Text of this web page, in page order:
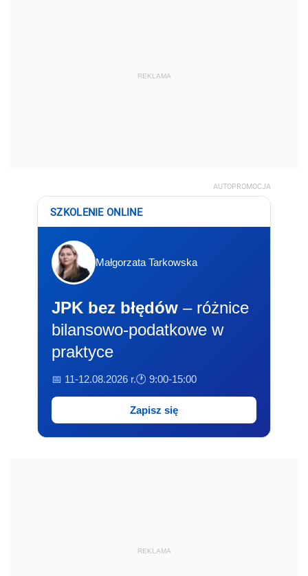
REKLAMA
AUTOPROMOCJA
SZKOLENIE ONLINE
Małgorzata Tarkowska
JPK bez błędów – różnice
bilansowo-podatkowe w
praktyce
📅 11-12.08.2026 r.🕐 9:00-15:00
Zapisz się
REKLAMA